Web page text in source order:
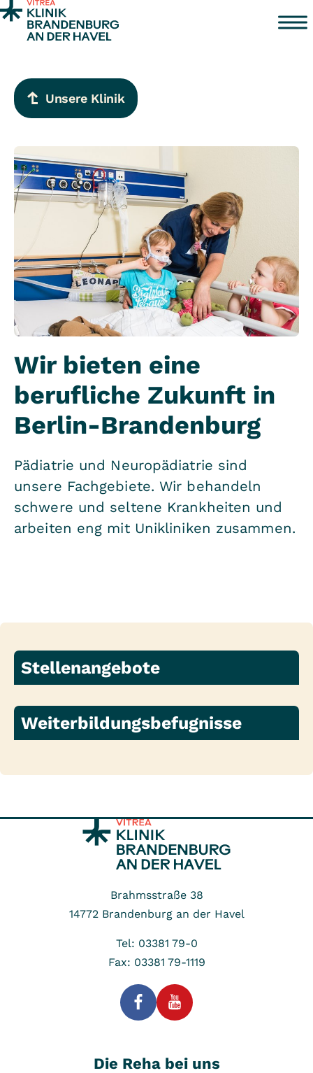
Zum Inhalt springen
Unsere Klinik
Wir bieten eine
berufliche Zukunft in
Berlin-Brandenburg
Pädiatrie und Neuropädiatrie sind
unsere Fachgebiete. Wir behandeln
schwere und seltene Krankheiten und
arbeiten eng mit Unikliniken zusammen.
Stellenangebote
Weiterbildungsbefugnisse
Brahmsstraße 38
14772 Brandenburg an der Havel
Tel: 03381 79-0
Fax: 03381 79-1119
Die Reha bei uns